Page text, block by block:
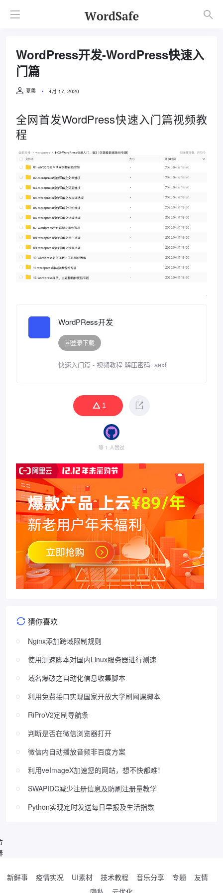
WordPress开发-WordPress快速入
门篇
夏柔 4月 17, 2020
全网首发WordPress快速入门篇视频教
程
WordPRess开发
登录下载
快速入门篇 - 视频教程 解压密码: aexf
1
等 1 人赞过
猜你喜欢
Nginx添加跨域限制规则
使用测速脚本对国内Linux服务器进行测速
域名爆破之自动化信息收集脚本
利用免费接口实现国家开放大学刷网课脚本
RiProV2定制导航条
判断是否在微信浏览器打开
微信内自动播放音频非百度方案
利用veImageX加速您的网站，想不快都难！
SWAPIDC减少注册信息及防刷注册量教学
Python实现定时发送每日早报及生活指数
新鲜事 疫情实况 UI素材 技术教程 音乐分享 专题
友情